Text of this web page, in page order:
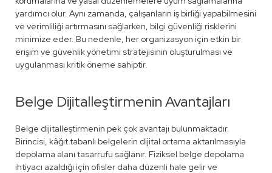
yardımcı olur. Aynı zamanda, çalışanların iş birliği yapabilmesini
ve verimliliği artırmasını sağlarken, bilgi güvenliği risklerini
minimize eder. Bu nedenle, her organizasyon için etkin bir
erişim ve güvenlik yönetimi stratejisinin oluşturulması ve
uygulanması kritik öneme sahiptir.
Belge Dijitalleştirmenin Avantajları
Belge dijitalleştirmenin pek çok avantajı bulunmaktadır.
Birincisi, kâğıt tabanlı belgelerin dijital ortama aktarılmasıyla
depolama alanı tasarrufu sağlanır. Fiziksel belge depolama
ihtiyacı azaldığı için ofisler daha düzenli hale gelir ve